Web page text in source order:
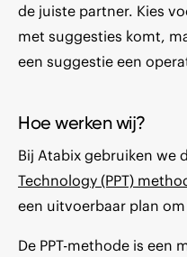
de juiste partner. Kies
met suggesties komt,
een suggestie een
Hoe werken wij?
Bij Atabix gebruiken we
Technology (PPT)
een uitvoerbaar plan om
De PPT-methode is een